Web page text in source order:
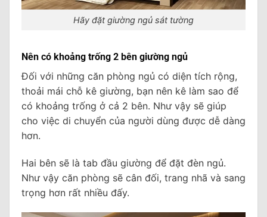
Hãy đặt giường ngủ sát tường
Nên có khoảng trống 2 bên giường ngủ
Đối với những căn phòng ngủ có diện tích rộng,
thoải mái chỗ kê giường, bạn nên kê làm sao để
có khoảng trống ở cả 2 bên. Như vậy sẽ giúp
cho việc di chuyển của người dùng được dễ dàng
hơn.
Hai bên sẽ là tab đầu giường để đặt đèn ngủ.
Như vậy căn phòng sẽ cân đối, trang nhã và sang
trọng hơn rất nhiều đấy.